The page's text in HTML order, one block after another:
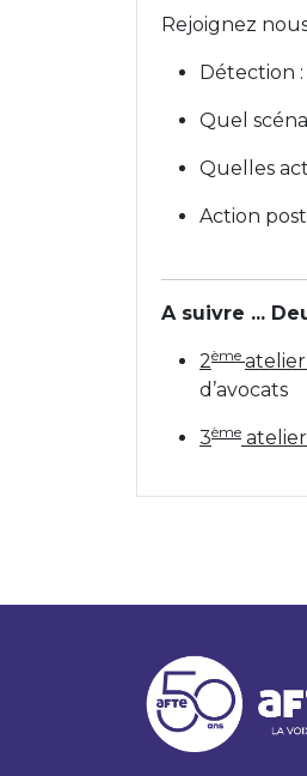
Rejoignez
Détection
Quel
Quelles
Action
A suivre ...
2ème atelier
d’avocats
3ème atelier